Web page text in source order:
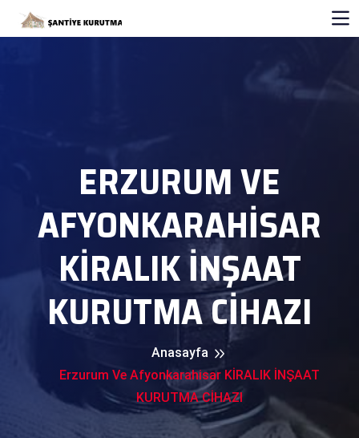
ERZURUM VE
AFYONKARAHISAR
KİRALIK İNŞAAT
KURUTMA CİHAZI
Anasayfa
Erzurum Ve Afyonkarahisar KİRALIK İNŞAAT
KURUTMA CİHAZI